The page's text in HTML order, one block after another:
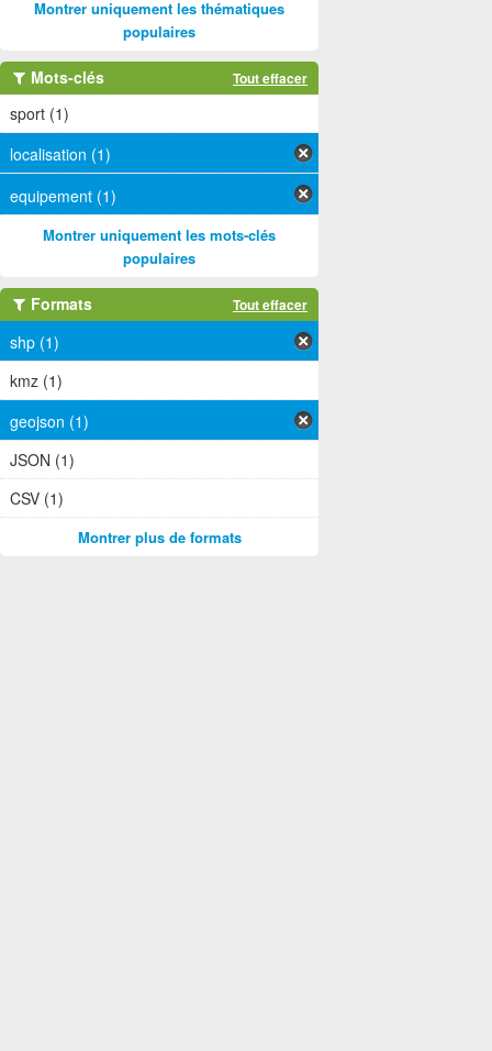
Montrer uniquement les thématiques
populaires
Mots-clés Tout effacer
sport (1)
localisation (1)
equipement (1)
Montrer uniquement les mots-clés
populaires
Formats Tout effacer
shp (1)
kmz (1)
geojson (1)
JSON (1)
CSV (1)
Montrer plus de formats